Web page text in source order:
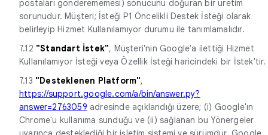
postaları gönderememesi) sonucunu doğuran bir üretim
sorunudur. Müşteri; İsteği P1 Öncelikli Destek İsteği olarak
belirleyip Hizmet Kullanılamıyor durumu ile tanımlamalıdır.
7.12 "Standart İstek", Müşteri'nin Google'a ilettiği Hizmet
Kullanılamıyor İsteği veya Özellik İsteği haricindeki bir İstek'tir.
7.13 "Desteklenen Platform",
https://support.google.com/a/bin/answer.py?
answer=2763059 adresinde açıklandığı üzere; (i) Google'ın
Chrome'u kullanıma sunduğu ve (ii) sağlanan bu Yönergeler